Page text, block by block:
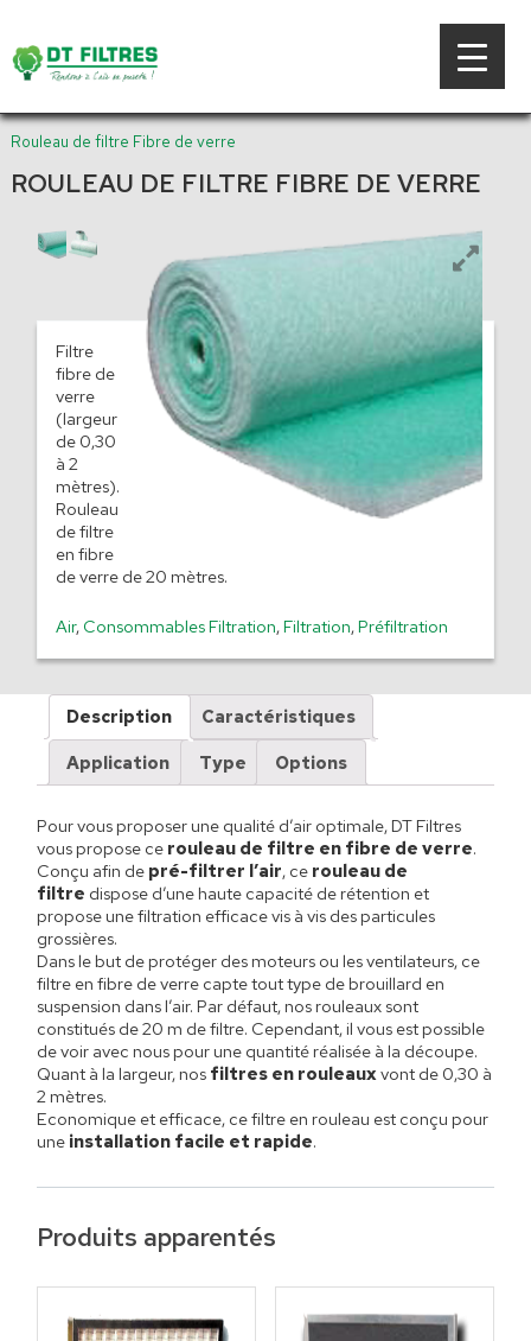
Rouleau de filtre Fibre de verre
ROULEAU DE FILTRE FIBRE DE VERRE
Filtre
fibre de
verre
(largeur
de 0,30
à 2
mètres).
Rouleau
de filtre
en fibre
de verre de 20 mètres.
Air, Consommables Filtration,Filtration,Préfiltration
Description Caractéristiques
Application Type Options
Pour vous proposer une qualité d’air optimale, DT Filtres
vous propose ce rouleau de filtre en fibre de verre.
Conçu afin de pré-filtrer l’air, ce rouleau de
filtre dispose d’une haute capacité de rétention et
propose une filtration efficace vis à vis des particules
grossières.
Dans le but de protéger des moteurs ou les ventilateurs, ce
filtre en fibre de verre capte tout type de brouillard en
suspension dans l’air. Par défaut, nos rouleaux sont
constitués de 20 m de filtre. Cependant, il vous est possible
de voir avec nous pour une quantité réalisée à la découpe.
Quant à la largeur, nos filtres en rouleaux vont de 0,30 à
2 mètres.
Economique et efficace, ce filtre en rouleau est conçu pour
une installation facile et rapide.
Produits apparentés